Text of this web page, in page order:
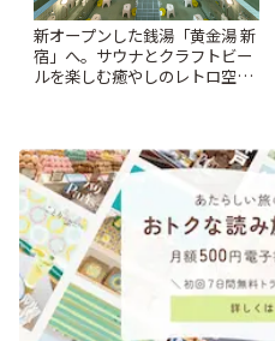
新オープンした銭湯「黄金湯 新
宿」へ。サウナとクラフトビー
ルを楽しむ癒やしのレトロ空間